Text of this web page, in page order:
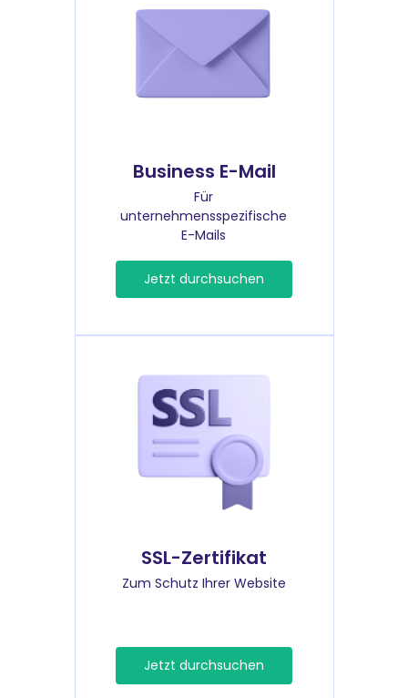
Business E-Mail
Für
unternehmensspezifische
E-Mails
Jetzt durchsuchen
SSL-Zertifikat
Zum Schutz Ihrer Website
Jetzt durchsuchen